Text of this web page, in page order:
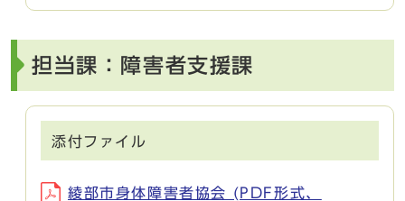
担当課：障害者支援課
添付ファイル
綾部市身体障害者協会 (PDF形式、